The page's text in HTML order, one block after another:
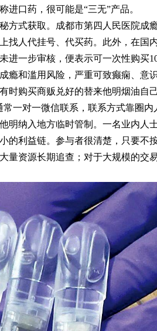
进口药，很可能是“三无”产品。
方式获取。成都市第四人民医院成
找人代挂号、代买药。此外，在国
进一步审核，便表示可一次性购买
瘾和滥用风险，严重可致癫痫、意
时购买商贩兑好的替来他明烟油自
一对一微信联系，联系方式靠圈内
明纳入地方临时管制。一名业内人
的利益链。参与者很清楚，只要不
量资源长期追查；对于大规模的交